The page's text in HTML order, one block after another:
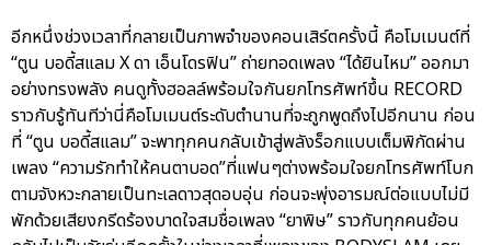
อีกหนึ่งช่วงเวลาที่กลายเป็นภาพจำของคอนเสิร์ตครั้งนี้ คือโมเมนต์ที่
“ตูน บอดี้สแลม X ดา เอ็นโดรฟิน” ถ่ายทอดเพลง “ได้ยินไหม” ออกมา
อย่างทรงพลัง คนดูทั้งฮอลล์พร้อมใจกันยกโทรศัพท์ขึ้น RECORD
ราวกับรู้ทันทีว่านี่คือโมเมนต์ระดับตำนานที่จะถูกพูดถึงไปอีกนาน ก่อน
ที่ “ตูน บอดี้สแลม” จะพาทุกคนกลับเข้าสู่พลังร็อกแบบเต็มพิกัดผ่าน
เพลง “ความรักทำให้คนตาบอด”ที่แฟนๆต่างพร้อมใจยกโทรศัพท์โบก
ตามจังหวะกลายเป็นทะเลดาวสุดอบอุ่น ก่อนจะพุ่งอารมณ์ต่อแบบไม่มี
พักด้วยเสียงกรีดร้องบาดใจสมชื่อเพลง “ยาพิษ” ราวกับทุกคนย้อน